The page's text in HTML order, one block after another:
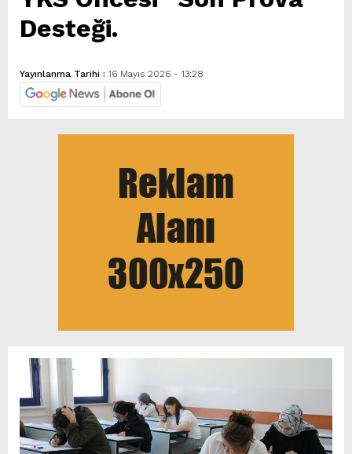
Desteği.
Yayınlanma Tarihi : 16 Mayıs 2026 - 13:28